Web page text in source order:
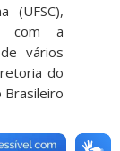
(UFSC),
com a
vários
do
Brasileiro